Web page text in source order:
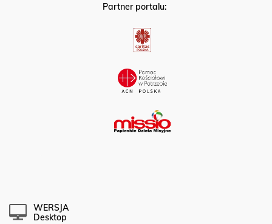
Partner portalu:
WERSJA
Desktop